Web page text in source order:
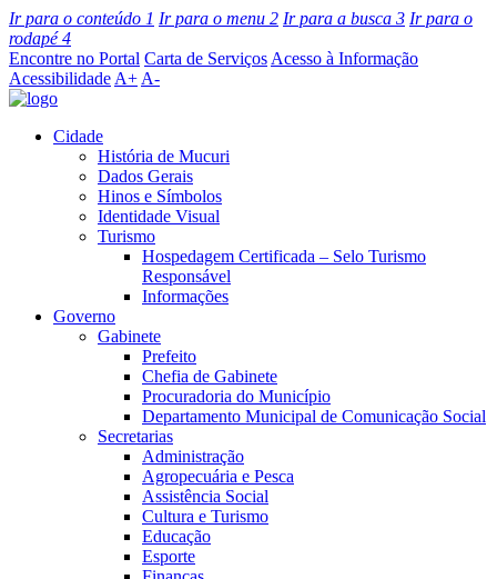
Ir para o conteúdo 1 Ir para o menu 2 Ir para a busca 3 Ir para o
rodapé4
Encontre no Portal Carta de Serviços Acesso à Informação
Acessibilidade A+ A-
Cidade
História de Mucuri
Dados Gerais
Hinos e Símbolos
Identidade Visual
Turismo
Hospedagem Certificada – Selo Turismo
Responsável
Informações
Governo
Gabinete
Prefeito
Chefia de Gabinete
Procuradoria do Município
Departamento Municipal de Comunicação Social
Secretarias
Administração
Agropecuária e Pesca
Assistência Social
Cultura e Turismo
Educação
Esporte